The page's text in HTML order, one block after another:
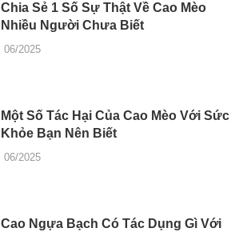
Chia Sẻ 1 Số Sự Thật Về Cao Mèo
Nhiều Người Chưa Biết
06/2025
Một Số Tác Hại Của Cao Mèo Với Sức
Khỏe Bạn Nên Biết
06/2025
Cao Ngựa Bạch Có Tác Dụng Gì Với